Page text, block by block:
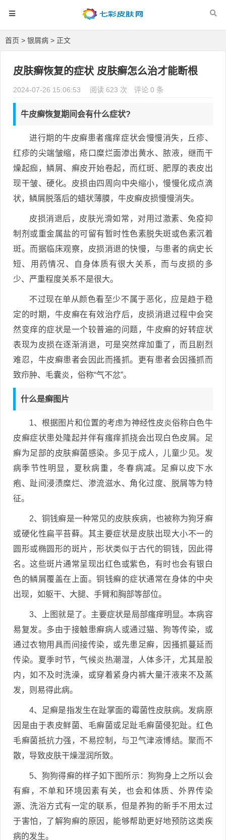
首页 > 银屑病 > 正文
皮肤癣恢复的症状 皮肤癣怎么治才能断根
2024-07-26 15:06:53 阅读 623 次 评论 0 条
牛皮癣恢复期间会有什么症状?
进行期的牛皮癣患者瘙痒症状会慢慢消失，丘疹、
红疹的尖端皱缩，疮口糜烂面渗出黄水、脓液，继而干
燥起痂，鳞屑、癣皮开始卷起，而红斑、肥厚的表皮出
现干皱、硬化。皮损由四周向中央缩小，慢慢化成点滴
状，鳞屑脱落后的蜡状薄膜，牛皮癣皮损慢慢消失。
皮损消退后，皮肤光滑如常，对用过激素、免疫抑
制剂或重金属盐的可留有暂时性色素脱失斑或色素沉着
斑。而据临床观察，皮损消退的快慢，与患者的病史长
短、用药情况、自身体质有很大关系，而与皮损的多
少、严重程度关系不是很大。
不过现在单从颜色看至少不属于恶化，应是趋于稳
定的时期，牛皮癣在有效治疗后，皮损消退过程中会突
然变痒的症状是一个较普遍的问题，牛皮癣的好转症状
表现为皮损在逐渐消退，可是突然痒加重了，而且剧烈
难忍，牛皮癣患者会因此而搔抓。更有患者会因搔抓而
致疖肿、毛囊炎，俗称“气不忿”。
什么是癣图片
1、根据图片和位置的考虑为神经性皮炎俗称白色牛
皮癣症状患处隆起并伴有瘙痒抓挠会出现白色皮屑。足
癣为足部的皮肤癣菌感染。多见于成人，儿童少见。发
病季节性明显，夏秋病重，冬春病减。足癣以皮下水
疱、趾间浸渍糜烂、渗流滋水、角化过度、脱屑等为特
征。
2、铜钱癣是一种常见的皮肤疾病，也被称为狗牙癣
或硬化性扁平苔藓。其主要症状是皮肤出现大小不一的
圆形或椭圆形的斑片，形状类似于古代的铜钱，因此得
名。这些斑片通常呈现出红色或紫色，有时也会有银白
色的鳞屑覆盖在上面。铜钱癣的症状通常在身体的中央
出现，如躯干、大腿、手臂和胸部等部位。
3、上图就是了。主要症状是局部瘙痒明显。本病容
易复发。多由于接触患癣病人或通过猫、狗等传染，或
通过衣物用具而间接传染，或先患足癣，因搔抓蔓延而
传染。夏季时节，气候炎热潮湿，人体多汗，尤其是股
内，如不及时洗澡，或穿着紧身内裤大量汗液来不及蒸
发，则易得此病。
4、足癣是指发生在趾掌面的霉菌性皮肤病。发病原
因是由于表皮鲜菌、毛癣菌或足趾毛癣菌侵犯趾。红色
毛癣菌抵抗力强，不易控制，与卫气津液博结。聚而不
散，导致皮肤干燥湿润所致。
5、狗狗得癣的样子如下图所示：狗狗身上之所以会
有癣，不单和环境因素有关，也会和体质、外界传染
源、洗浴方式有一定的联系，但是养狗的新手不用太过
于害怕，了解狗癣的原因，能够帮助更好地预防这类疾
病的发生。